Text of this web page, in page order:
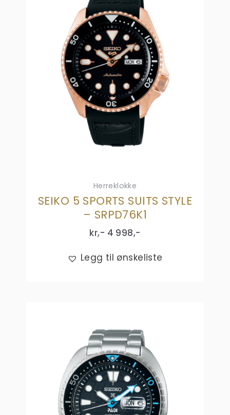
Herreklokke
SEIKO 5 SPORTS SUITS STYLE
– SRPD76K1
kr,- 4 998,-
Legg til ønskeliste